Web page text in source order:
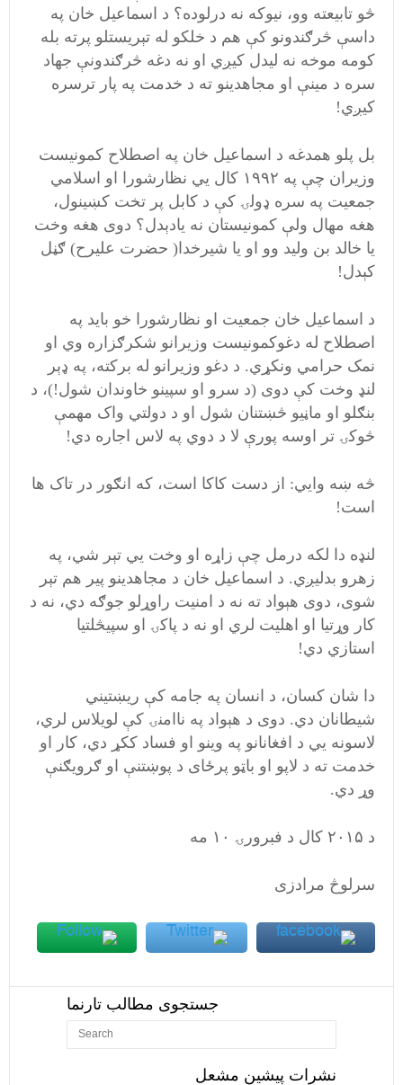
څو تابیعته وو، نیوکه نه درلوده؟ د اسماعیل خان په
داسې څرګندونو کې هم د خلکو له تېریستلو پرته بله
کومه موخه نه لیدل کیږي او نه دغه څرګندونې جهاد
سره د مینې او مجاهدینو ته د خدمت په پار ترسره
کیږي!
بل پلو همدغه د اسماعیل خان په اصطلاح کمونیست
وزیران چې په ۱۹۹۲ کال يي نظارشورا او اسلامي
جمعیت په سره ډولۍ کې د کابل پر تخت کښينول،
هغه مهال ولې کمونیستان نه یادېدل؟ دوی هغه وخت
یا خالد بن ولید وو او یا شیرخدا( حضرت عليرح) ګڼل
کېدل!
د اسماعیل خان جمعیت او نظارشورا خو باید په
اصطلاح له دغوکمونیست وزیرانو شکرګزاره وي او
نمک حرامي ونکړي. د دغو وزیرانو له برکته، په ډېر
لنډ وخت کې دوی (د سرو او سپینو خاوندان شول!)، د
بنګلو او ماڼیو څښتنان شول او د دولتي واک مهمې
څوکۍ تر اوسه پورې لا د دوي په لاس اجاره دي!
څه ښه وايي: از دست کاکا است، که انګور در تاک ها
است!
لنډه دا لکه درمل چې زاړه او وخت يي تېر شي، په
زهرو بدلیږي. د اسماعیل خان د مجاهدینو پیر هم تېر
شوی، دوی هېواد ته نه د امنیت راوړلو جوګه دي، نه د
کار وړتیا او اهلیت لري او نه د پاکۍ او سپيڅلتیا
استازي دي!
دا شان کسان، د انسان په جامه کې ریښتیني
شیطانان دي. دوی د هېواد په ناامنۍ کې لویلاس لري،
لاسونه يي د افغانانو په وینو او فساد ککړ دي، کار او
خدمت ته د لاپو او باټو پرځای د پوښتنې او ګرویګنې
وړ دي.
د ۲۰۱۵ کال د فبرورۍ ۱۰ مه
سرلوڅ مرادزی
جستجوی مطالب تارنما
نشرات پیشین مشعل